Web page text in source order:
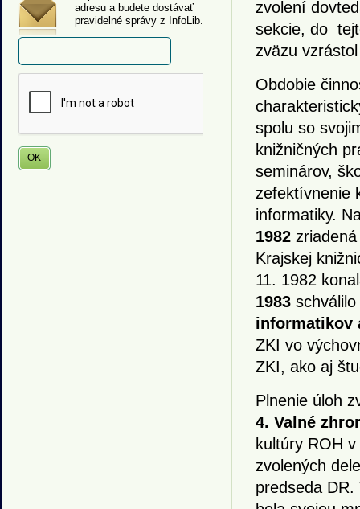
zvolení
sekcie, do
zväzu
Obdobie
spolu so
knižničných
seminárov,
zefektívnenie
informatiky.
1982
Krajskej
11. 1982
1983
informatikov
ZKI vo
ZKI, ako aj
Plnenie úloh
4. Valné
kultúry ROH
zvolených
predseda
adresu a budete dostávať
pravidelné správy z InfoLib.